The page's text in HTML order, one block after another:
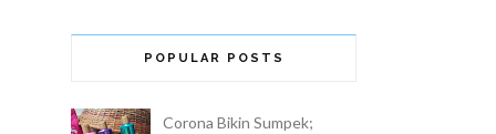
POPULAR POSTS
Corona Bikin Sumpek;